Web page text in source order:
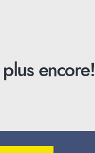
encore!